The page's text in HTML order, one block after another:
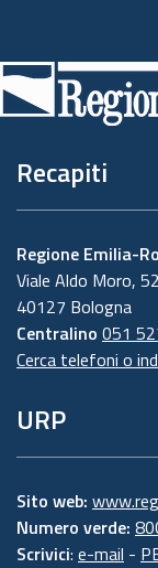
di
pagina
Recapiti
Regione Emilia-
Viale Aldo Moro, 52
40127 Bologna
Centralino 051
Cerca telefoni o
URP
Sito web:
Numero verde:
Scrivici: e-mail -